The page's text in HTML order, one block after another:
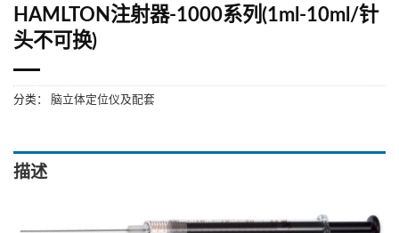
HAMLTON注射器-1000系列(1ml-10ml/针
头不可换)
分类： 脑立体定位仪及配套
描述